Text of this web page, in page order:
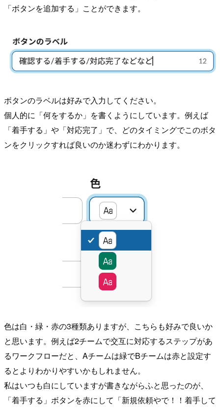
「ボタンを追加する」ことができます。
ボタンのラベルは好みで入力してください。
個人的に「何をするか」を書くようにしています。例えば
「着手する」や「対応完了」で、どのタイミングでこのボタ
ンをクリックすれば良いのか迷わずにわかります。
色は白・緑・赤の3種類ありますが、こちらも好みで良いか
と思います。例えば2チームで交互に対応するステップがあ
るワークフローだと、Aチームは緑でBチームは赤と設定す
るとよりわかりやすいかもしれません。
私はいつも白にしていますが書きながらふと思ったのが、
「着手する」ボタンを赤にして「新規依頼やで！！着手して